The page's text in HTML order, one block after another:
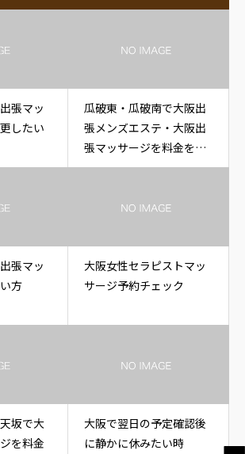
張マッ
したい
瓜破東・瓜破南で大阪出
張メンズエステ・大阪出
張マッサージを料金を確
認する時
張マッ
方
大阪女性セラピストマッ
サージ予約チェック
坂で大
を料金
大阪で翌日の予定確認後
に静かに休みたい時